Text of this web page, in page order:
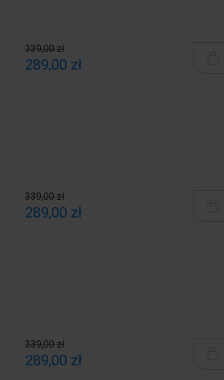
289,00 zł
339,00 zł
289,00 zł
339,00 zł
289,00 zł
339,00 zł